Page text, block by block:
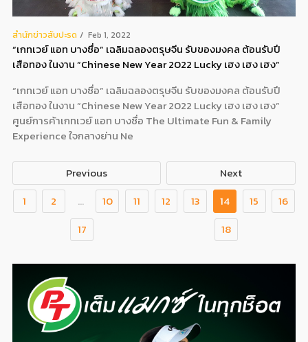
สํานักข่าวสับปะรด Feb 1, 2022
“เกทเวย์ แอท บางซื่อ” เฉลิมฉลองตรุษจีน รับของมงคล ต้อนรับปี
เสือทอง ในงาน “Chinese New Year 2022 Lucky เฮง เฮง เฮง”
“เกทเวย์ แอท บางซื่อ” เฉลิมฉลองตรุษจีน รับของมงคล ต้อนรับปี
เสือทอง ในงาน “Chinese New Year 2022 Lucky เฮง เฮง เฮง”
ศูนย์การค้าเกทเวย์ แอท บางซื่อ The Ultimate Fun & Family
Experience ใจกลางย่าน Ne
Previous
Next
1
2 ... 10 11 12 13 14 15
16
17
18